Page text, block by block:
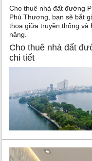
Cho thuê nhà đất đường
Phú Thượng, bạn sẽ bắt
thoa giữa truyền thống và
năng.
Cho thuê nhà đất
chi tiết